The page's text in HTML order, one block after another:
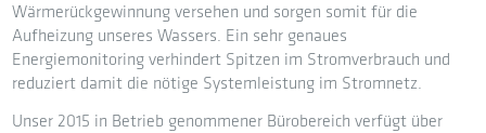
Wärmerückgewinnung versehen und sorgen somit für die
Aufheizung unseres Wassers. Ein sehr genaues
Energiemonitoring verhindert Spitzen im Stromverbrauch und
reduziert damit die nötige Systemleistung im Stromnetz.
Unser 2015 in Betrieb genommener Bürobereich verfügt über